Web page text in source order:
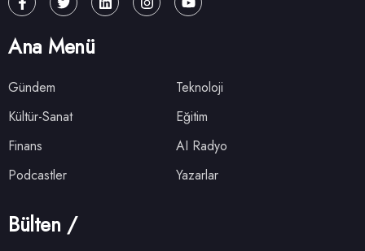
Ana Menü
Gündem
Teknoloji
Kültür-Sanat
Eğitim
Finans
AI Radyo
Podcastler
Yazarlar
Bülten /